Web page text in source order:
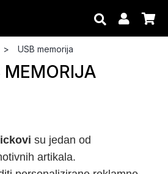
USB memorija
MEMORIJA
su jedan od
artikala.